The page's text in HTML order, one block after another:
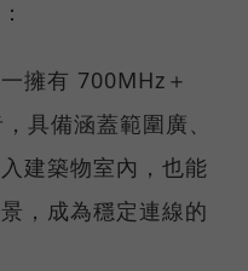
擁有 700MHz＋
具備涵蓋範圍廣、
建築物室內，也能
，成為穩定連線的